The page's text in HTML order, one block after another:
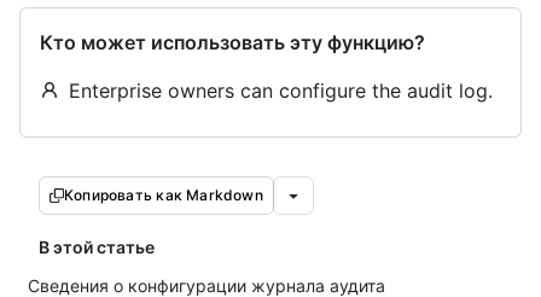
Кто может использовать эту функцию?
Enterprise owners can configure the audit log.
Копировать как Markdown
В этой статье
Сведения о конфигурации журнала аудита